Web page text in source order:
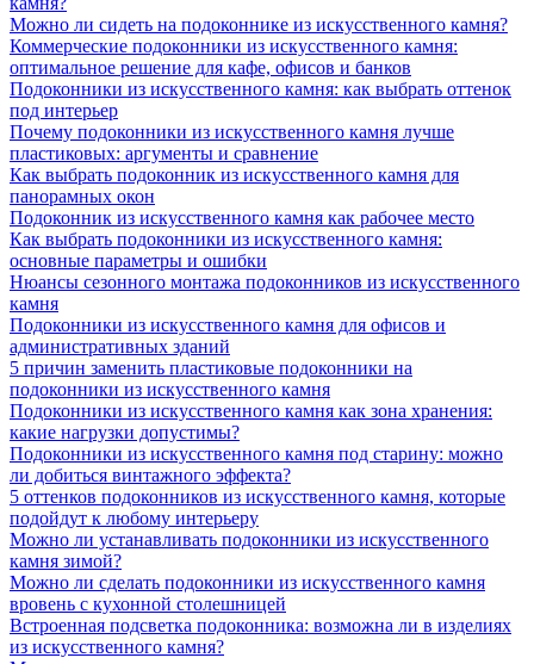
Можно ли сидеть на подоконнике из искусственного камня?
Коммерческие подоконники из искусственного камня:
оптимальное решение для кафе, офисов и банков
Подоконники из искусственного камня: как выбрать оттенок
под интерьер
Почему подоконники из искусственного камня лучше
пластиковых: аргументы и сравнение
Как выбрать подоконник из искусственного камня для
панорамных окон
Подоконник из искусственного камня как рабочее место
Как выбрать подоконники из искусственного камня:
основные параметры и ошибки
Нюансы сезонного монтажа подоконников из искусственного
камня
Подоконники из искусственного камня для офисов и
административных зданий
5 причин заменить пластиковые подоконники на
подоконники из искусственного камня
Подоконники из искусственного камня как зона хранения:
какие нагрузки допустимы?
Подоконники из искусственного камня под старину: можно
ли добиться винтажного эффекта?
5 оттенков подоконников из искусственного камня, которые
подойдут к любому интерьеру
Можно ли устанавливать подоконники из искусственного
камня зимой?
Можно ли сделать подоконники из искусственного камня
вровень с кухонной столешницей
Встроенная подсветка подоконника: возможна ли в изделиях
из искусственного камня?